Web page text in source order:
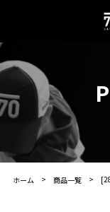
ホーム 商品一覧